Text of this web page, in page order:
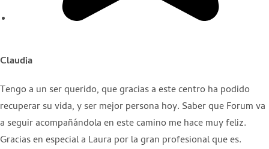
Claudia
Tengo a un ser querido, que gracias a este centro ha podido
recuperar su vida, y ser mejor persona hoy. Saber que Forum va
a seguir acompañándola en este camino me hace muy feliz.
Gracias en especial a Laura por la gran profesional que es.